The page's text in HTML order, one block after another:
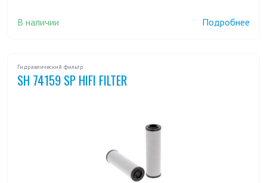
В наличии Подробнее
Гидравлический фильтр
SH 74159 SP HIFI FILTER